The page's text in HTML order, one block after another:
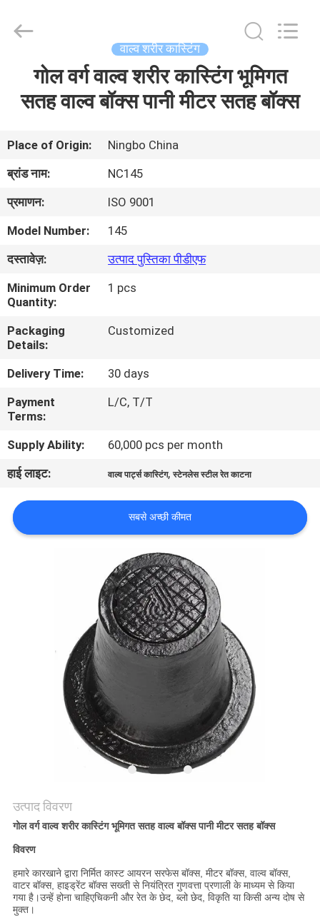
वीडियो
हमारे
बारे
में
कारखाने
का
गुणवत्ता
हमसे
संपर्क
करें
Foundry
CO.,LTD.
वाल्व शरीर कास्टिंग
गोल वर्ग वाल्व शरीर कास्टिंग भूमिगत
सतह वाल्व बॉक्स पानी मीटर सतह बॉक्स
Place of Origin:
Ningbo China
ब्रांड नाम:
NC145
प्रमाणन:
ISO 9001
Model Number:
145
दस्तावेज़:
उत्पाद पुस्तिका पीडीएफ
Minimum Order
Quantity:
1 pcs
Packaging
Details:
Customized
Delivery Time:
30 days
Payment
Terms:
L/C, T/T
Supply Ability:
60,000 pcs per month
हाई लाइट:
वाल्व पार्ट्स कास्टिंग,स्टेनलेस स्टील रेत काटना
सबसे अच्छी कीमत
उत्पाद विवरण
गोल वर्ग वाल्व शरीर कास्टिंग भूमिगत सतह वाल्व बॉक्स पानी मीटर सतह बॉक्स
विवरण
हमारे कारखाने द्वारा निर्मित कास्ट आयरन सरफेस बॉक्स, मीटर बॉक्स, वाल्व बॉक्स,
वाटर बॉक्स, हाइड्रेंट बॉक्स सख्ती से नियंत्रित गुणवत्ता प्रणाली के माध्यम से किया
गया है।उन्हें होना चाहिएचिकनी और रेत के छेद, ब्लो छेद, विकृति या किसी अन्य दोष से
मुक्त।